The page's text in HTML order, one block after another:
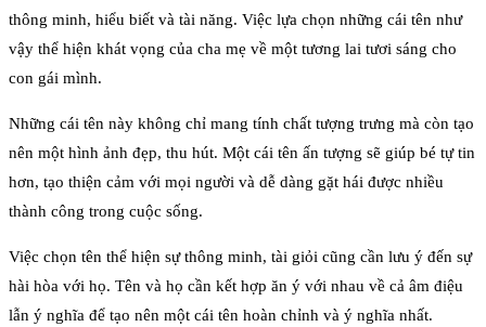
thông minh, hiểu biết và tài năng. Việc lựa chọn những cái tên như
vậy thể hiện khát vọng của cha mẹ về một tương lai tươi sáng cho
con gái mình.
Những cái tên này không chỉ mang tính chất tượng trưng mà còn tạo
nên một hình ảnh đẹp, thu hút. Một cái tên ấn tượng sẽ giúp bé tự tin
hơn, tạo thiện cảm với mọi người và dễ dàng gặt hái được nhiều
thành công trong cuộc sống.
Việc chọn tên thể hiện sự thông minh, tài giỏi cũng cần lưu ý đến sự
hài hòa với họ. Tên và họ cần kết hợp ăn ý với nhau về cả âm điệu
lẫn ý nghĩa để tạo nên một cái tên hoàn chỉnh và ý nghĩa nhất.